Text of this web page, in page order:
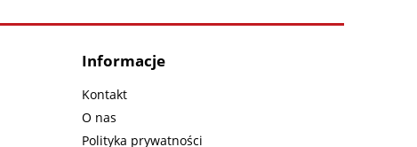
Informacje
Kontakt
O nas
Polityka prywatności